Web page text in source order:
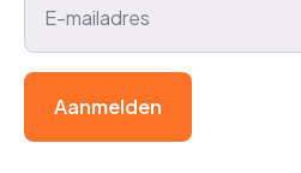
Aanmelden